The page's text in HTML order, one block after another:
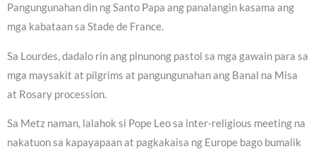
Pangungunahan din ng Santo Papa ang panalangin kasama ang
mga kabataan sa Stade de France.
Sa Lourdes, dadalo rin ang pinunong pastol sa mga gawain para sa
mga maysakit at pilgrims at pangungunahan ang Banal na Misa
at Rosary procession.
Sa Metz naman, lalahok si Pope Leo sa inter-religious meeting na
nakatuon sa kapayapaan at pagkakaisa ng Europe bago bumalik